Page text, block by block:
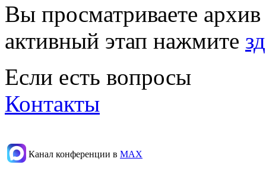
Вы просматриваете
активный этап нажмите
Если есть вопросы
Контакты
Канал конференции в МАХ